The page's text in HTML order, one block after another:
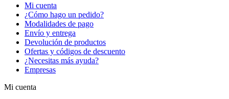
Mi cuenta
¿Cómo hago un pedido?
Modalidades de pago
Envío y entrega
Devolución de productos
Ofertas y códigos de descuento
¿Necesitas más ayuda?
Empresas
Mi cuenta